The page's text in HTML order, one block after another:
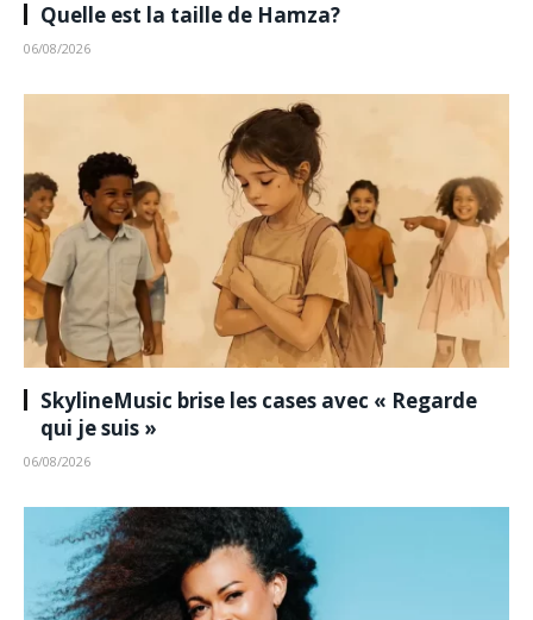
Quelle est la taille de Hamza?
06/08/2026
SkylineMusic brise les cases avec « Regarde
qui je suis »
06/08/2026